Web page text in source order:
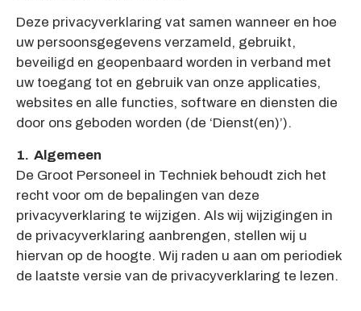
Deze privacyverklaring vat samen wanneer en hoe
uw persoonsgegevens verzameld, gebruikt,
beveiligd en geopenbaard worden in verband met
uw toegang tot en gebruik van onze applicaties,
websites en alle functies, software en diensten die
door ons geboden worden (de ‘Dienst(en)’).
1. Algemeen
De Groot Personeel in Techniek behoudt zich het
recht voor om de bepalingen van deze
privacyverklaring te wijzigen. Als wij wijzigingen in
de privacyverklaring aanbrengen, stellen wij u
hiervan op de hoogte. Wij raden u aan om periodiek
de laatste versie van de privacyverklaring te lezen.